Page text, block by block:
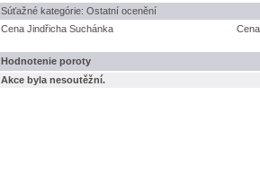
Súťažné kategórie: Ostatní ocenění
Cena Jindřicha Suchánka
Hodnotenie poroty
Akce byla nesoutěžní.